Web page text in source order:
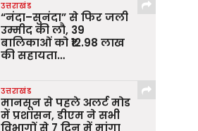
उत्तराखंड
“नंदा–सुनंदा” से फिर जली
उम्मीद की लौ, 39
बालिकाओं को ₹12.98 लाख
की सहायता…
उत्तराखंड
मानसून से पहले अलर्ट मोड
में प्रशासन, डीएम ने सभी
विभागों से 7 दिन में मांगा